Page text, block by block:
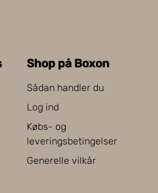
Shop på Boxon
Sådan handler du
Log ind
Købs- og
leveringsbetingelser
Generelle vilkår